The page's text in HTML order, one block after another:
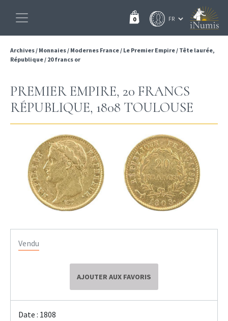
0
Archives/ Monnaies/ Modernes France/ Le Premier Empire/ Tête laurée,
République/ 20 francs or
PREMIER EMPIRE, 20 FRANCS
RÉPUBLIQUE, 1808 TOULOUSE
Vendu
AJOUTER AUX FAVORIS
Date : 1808